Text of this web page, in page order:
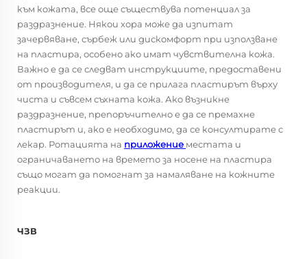
към кожата, все още съществува потенциал за
раздразнение. Някои хора може да изпитат
зачервяване, сърбеж или дискомфорт при използване
на пластира, особено ако имат чувствителна кожа.
Важно е да се следват инструкциите, предоставени
от производителя, и да се прилага пластирът върху
чиста и съвсем съхната кожа. Ако възникне
раздразнение, препоръчително е да се премахне
пластирът и, ако е необходимо, да се консултирате с
лекар. Ротацията на приложение местата и
ограничаването на времето за носене на пластира
също могат да помогнат за намаляване на кожните
реакции.
ЧЗВ